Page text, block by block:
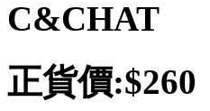
C&CHAT
正貨價:$260